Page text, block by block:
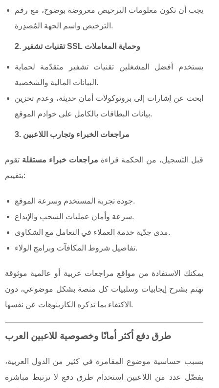
يجب أن تكون معلومات الترخيص معروضة بوضوح، مع رقم
الترخيص واسم الجهة المُصدِرة.
2. تقنيات تشفير SSL وحماية المعاملات
يستخدم أفضل المشغلين تقنيات تشفير متقدّمة لحماية
البيانات المالية والشخصية.
ابحث عن إشارات إلى بروتوكولات أمان حديثة، وعدم تخزين
بيانات البطاقات بالكامل على خوادم الموقع.
3. مراجعات الخبراء وتجارب اللاعبين
قبل التسجيل، من الحكمة قراءة مراجعات خبراء مستقلة تقوم
بتقييم:
جودة تجربة المستخدم وسرعة الموقع.
سرعة وأمان عمليات السحب والإيداع.
مدى جدّية خدمة العملاء في التعامل مع الشكاوى.
تفاصيل شروط المكافآت وبرامج الولاء.
يمكنك الاستفادة من مواقع مراجعات عربية أو عالمية موثوقة
تهتم بشرح إيجابيات وسلبيات كل منصة بشكل موضوعي، دون
الاكتفاء بما تذكره الكازينوهات عن نفسها.
طرق دفع أكثر أمانًا وخصوصية للاعبين العرب
بسبب حساسية موضوع المقامرة في كثير من الدول العربية،
يفضّل عدد من اللاعبين استخدام طرق دفع لا ترتبط مباشرة